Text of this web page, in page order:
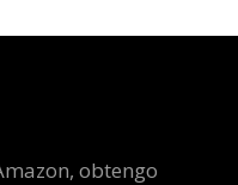
obtengo